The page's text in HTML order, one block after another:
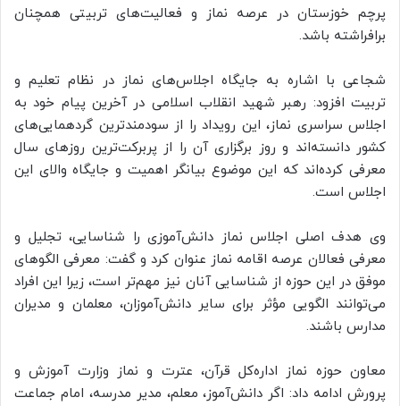
پرچم خوزستان در عرصه نماز و فعالیت‌های تربیتی همچنان
برافراشته باشد.
شجاعی با اشاره به جایگاه اجلاس‌های نماز در نظام تعلیم و
تربیت افزود: رهبر شهید انقلاب اسلامی در آخرین پیام خود به
اجلاس سراسری نماز، این رویداد را از سودمندترین گردهمایی‌های
کشور دانسته‌اند و روز برگزاری آن را از پربرکت‌ترین روزهای سال
معرفی کرده‌اند که این موضوع بیانگر اهمیت و جایگاه والای این
اجلاس است.
وی هدف اصلی اجلاس نماز دانش‌آموزی را شناسایی، تجلیل و
معرفی فعالان عرصه اقامه نماز عنوان کرد و گفت: معرفی الگوهای
موفق در این حوزه از شناسایی آنان نیز مهم‌تر است، زیرا این افراد
می‌توانند الگویی مؤثر برای سایر دانش‌آموزان، معلمان و مدیران
مدارس باشند.
معاون حوزه نماز اداره‌کل قرآن، عترت و نماز وزارت آموزش و
پرورش ادامه داد: اگر دانش‌آموز، معلم، مدیر مدرسه، امام جماعت